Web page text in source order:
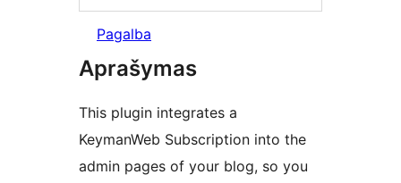
Pagalba
Aprašymas
This plugin integrates a
KeymanWeb Subscription into the
admin pages of your blog, so you